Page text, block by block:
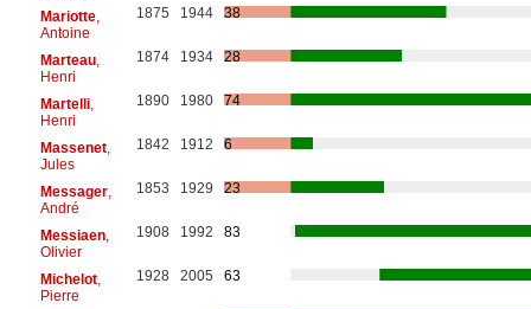
Mariotte,
Antoine
1875 1944 38
Marteau,
Henri
1874 1934 28
Martelli,
Henri
1890 1980 74
Massenet,
Jules
1842 1912 6
Messager,
André
1853 1929 23
Messiaen,
Olivier
1908 1992 83
Michelot,
Pierre
1928 2005 63